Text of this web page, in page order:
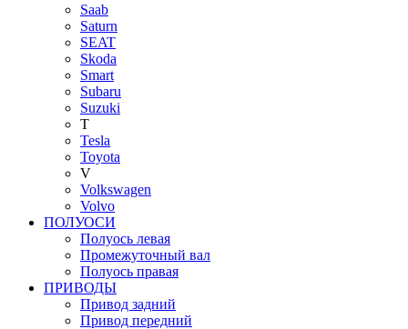
Saab
Saturn
SEAT
Skoda
Smart
Subaru
Suzuki
T
Tesla
Toyota
V
Volkswagen
Volvo
ПОЛУОСИ
Полуось левая
Промежуточный вал
Полуось правая
ПРИВОДЫ
Привод задний
Привод передний